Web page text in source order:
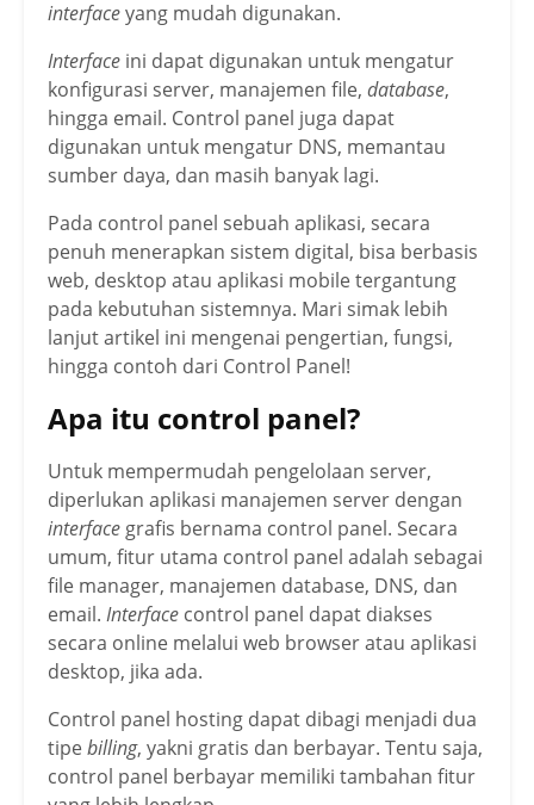
interfaceyang mudah digunakan.
Interface ini dapat digunakan untuk mengatur
konfigurasi server, manajemen file, database,
hingga email. Control panel juga dapat
digunakan untuk mengatur DNS, memantau
sumber daya, dan masih banyak lagi.
Pada control panel sebuah aplikasi, secara
penuh menerapkan sistem digital, bisa berbasis
web, desktop atau aplikasi mobile tergantung
pada kebutuhan sistemnya. Mari simak lebih
lanjut artikel ini mengenai pengertian, fungsi,
hingga contoh dari Control Panel!
Apa itu control panel?
Untuk mempermudah pengelolaan server,
diperlukan aplikasi manajemen server dengan
interfacegrafis bernama control panel. Secara
umum, fitur utama control panel adalah sebagai
file manager, manajemen database, DNS, dan
email. Interface control panel dapat diakses
secara online melalui web browser atau aplikasi
desktop, jika ada.
Control panel hosting dapat dibagi menjadi dua
tipebilling, yakni gratis dan berbayar. Tentu saja,
control panel berbayar memiliki tambahan fitur